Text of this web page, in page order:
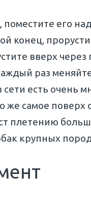
его
конец,
вверх
раз
есть очень
же самое
плетению
крупных